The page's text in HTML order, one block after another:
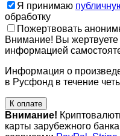
Я принимаю
обработку
Пожертвовать
Внимание! Вы жертвуете
информацией
Информация о
в Русфонд в течение
К оплате
Внимание!
карты зарубежного